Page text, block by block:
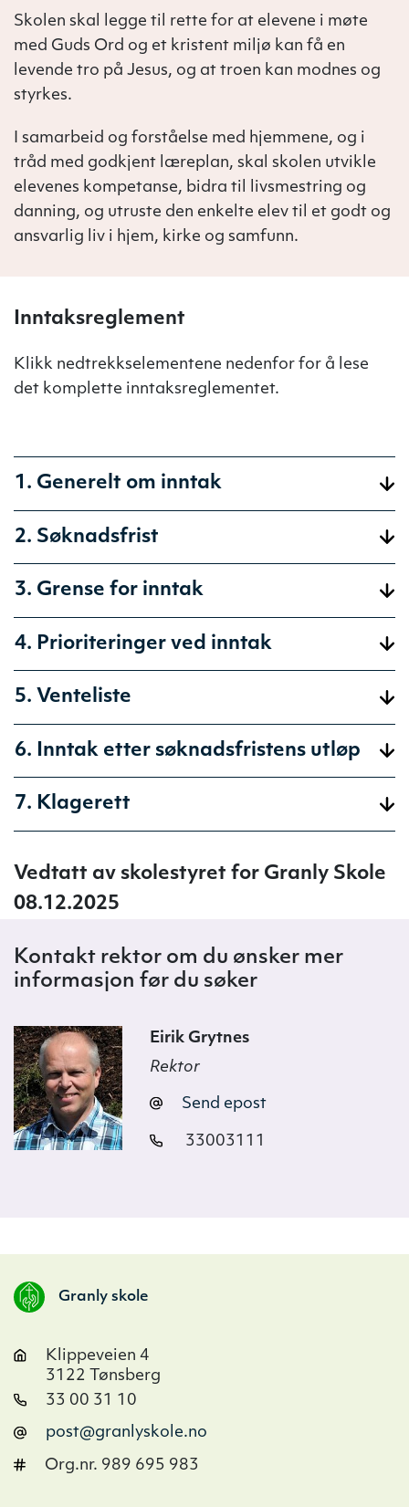
Skolen skal legge til rette for at elevene i møte
med Guds Ord og et kristent miljø kan få en
levende tro på Jesus, og at troen kan modnes og
styrkes.
I samarbeid og forståelse med hjemmene, og i
tråd med godkjent læreplan, skal skolen utvikle
elevenes kompetanse, bidra til livsmestring og
danning, og utruste den enkelte elev til et godt og
ansvarlig liv i hjem, kirke og samfunn.
Inntaksreglement
Klikk nedtrekkselementene nedenfor for å lese
det komplette inntaksreglementet.
1. Generelt om inntak
2. Søknadsfrist
3. Grense for inntak
4. Prioriteringer ved inntak
5. Venteliste
6. Inntak etter søknadsfristens utløp
7. Klagerett
Vedtatt av skolestyret for Granly Skole
08.12.2025
Kontakt rektor om du ønsker mer
informasjon før du søker
Eirik Grytnes
Rektor
Send epost
33003111
Granly skole
Klippeveien 4
3122 Tønsberg
33 00 31 10
post@granlyskole.no
Org.nr. 989 695 983